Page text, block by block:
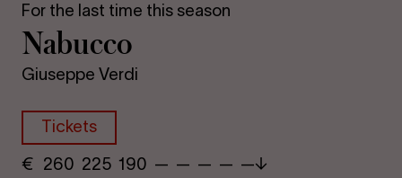
For the last time this season
Nabucco
Giuseppe Verdi
Tickets
€ ​ 260 225 190​ — — —​ — —